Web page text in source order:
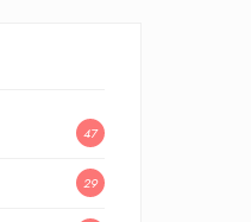
47
29